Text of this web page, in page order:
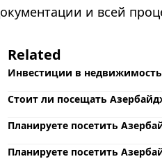
и всей
Related
Инвестиции в
Стоит ли посещать
Планируете посетить
Планируете посетить